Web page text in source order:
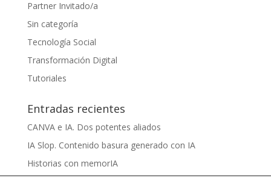
Partner Invitado/a
Sin categoría
Tecnología Social
Transformación Digital
Tutoriales
Entradas recientes
CANVA e IA. Dos potentes aliados
IA Slop. Contenido basura generado con IA
Historias con memorIA